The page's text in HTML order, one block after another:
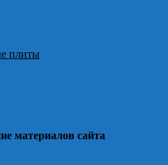
плиты
материалов сайта